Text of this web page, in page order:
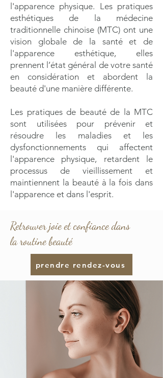
l'apparence physique. Les pratiques
esthétiques de la médecine
traditionnelle chinoise (MTC) ont une
vision globale de la santé et de
l'apparence esthétique, elles
prennent l’état général de votre santé
en considération et abordent la
beauté d'une manière différente.
Les pratiques de beauté de la MTC
sont utilisées pour prévenir et
résoudre les maladies et les
dysfonctionnements qui affectent
l'apparence physique, retardent le
processus de vieillissement et
maintiennent la beauté à la fois dans
l'apparence et dans l'esprit.
Retrouver joie et confiance dans
la routine beauté
prendre rendez-vous